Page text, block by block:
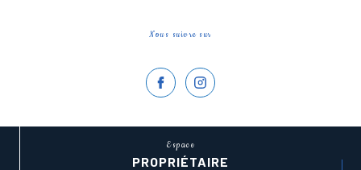
Nous suivre sur
Espace
PROPRIÉTAIRE